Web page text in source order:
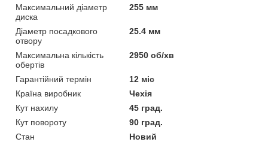
Максимальний діаметр
диска
255 мм
Діаметр посадкового
отвору
25.4 мм
Максимальна кількість
обертів
2950 об/хв
Гарантійний термін
12 міс
Країна виробник
Чехія
Кут нахилу
45 град.
Кут повороту
90 град.
Стан
Новий